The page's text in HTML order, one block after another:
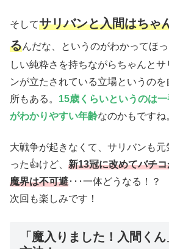
そしてサリバンと入間はちゃ
るんだな、というのがわかってほ
しい純粋さを持ちながらちゃんと
ンが立たされている立場というの
所もある。 15歳くらいというのは
がわかりやすい年齢なのかもですね
大戦争が起きなくて、サリバンも
った👍けど、 新13冠に改めてバチ
魔界は不可避･･･一体どうなる！？
次回も楽しみです！
「魔入りました！入間く